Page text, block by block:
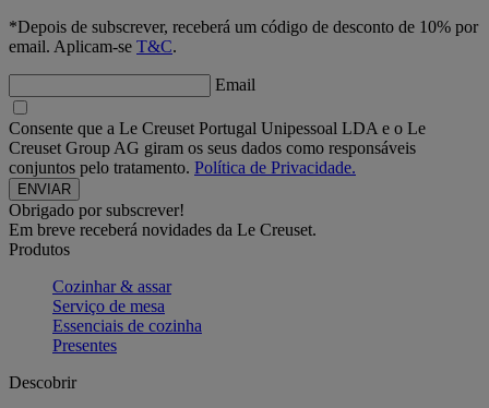
*Depois de subscrever, receberá um código de desconto de 10% por
email. Aplicam-se T&C.
Email
Consente que a Le Creuset Portugal Unipessoal LDA e o Le
Creuset Group AG giram os seus dados como responsáveis
conjuntos pelo tratamento. Política de Privacidade.
Obrigado por subscrever!
Em breve receberá novidades da Le Creuset.
Produtos
Cozinhar & assar
Serviço de mesa
Essenciais de cozinha
Presentes
Descobrir